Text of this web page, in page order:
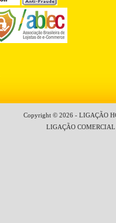
Copyright © 2026 - LIGAÇÃO
LIGAÇÃO